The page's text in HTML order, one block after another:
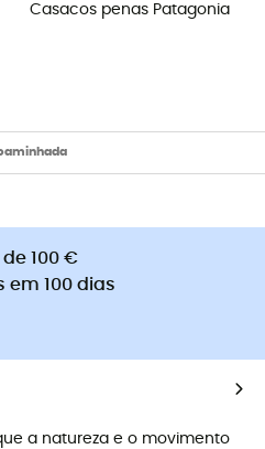
Casacos penas Patagonia
100 €
em 100 dias
a natureza e o movimento